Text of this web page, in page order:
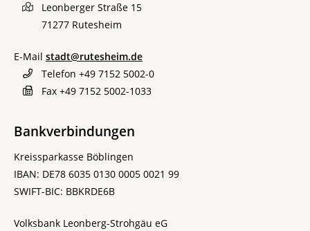
Leonberger Straße 15
71277 Rutesheim
E-Mail stadt@rutesheim.de
Telefon +49 7152 5002-0
Fax +49 7152 5002-1033
Bankverbindungen
Kreissparkasse Böblingen
IBAN: DE78 6035 0130 0005 0021 99
SWIFT-BIC: BBKRDE6B
Volksbank Leonberg-Strohgäu eG